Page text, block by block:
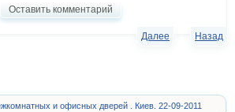
Оставить комментарий
Назад
Далее
и офисных дверей . Киев. 22-09-2011